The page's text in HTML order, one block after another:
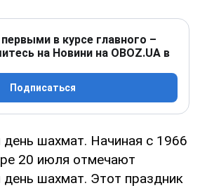
в курсе главного –
на Новини на OBOZ.UA в
Подписаться
шахмат. Начиная с 1966
20 июля отмечают
шахмат. Этот праздник